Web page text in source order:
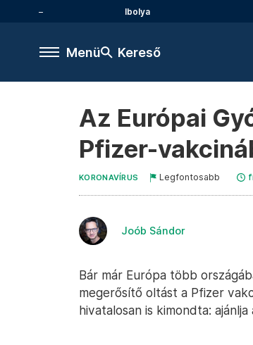
Ibolya
Menü Kereső
Az Európai
Pfizer-
KORONAVÍRUS Legfontosabb
Joób Sándor
Bár már Európa több
megerősítő oltást a Pfizer
hivatalosan is kimondta: